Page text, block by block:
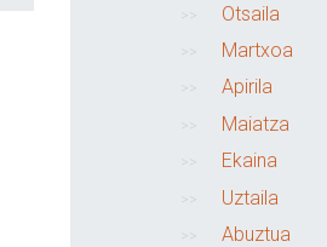
Otsaila
Martxoa
Apirila
Maiatza
Ekaina
Uztaila
Abuztua